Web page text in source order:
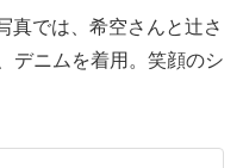
では、希空さんと辻さ
デニムを着用。笑顔のシ